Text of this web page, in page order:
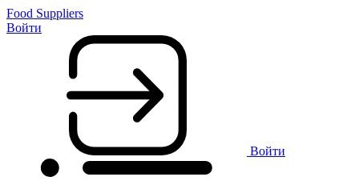
Food Suppliers
Войти
Войти